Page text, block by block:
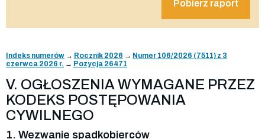
Pobierz raport
Indeks numerów → Rocznik 2026 → Numer 106/2026 (7511) z 3
czerwca 2026 r. → Pozycja 26471
V. OGŁOSZENIA WYMAGANE PRZEZ
KODEKS POSTĘPOWANIA
CYWILNEGO
1. Wezwanie spadkobierców